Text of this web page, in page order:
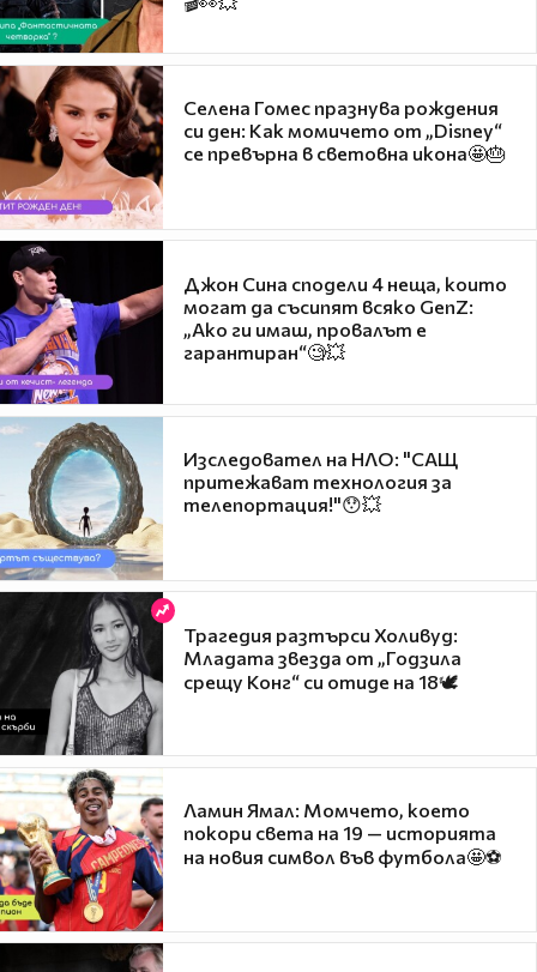
Селена Гомес празнува рождения
си ден: Как момичето от „Disney“
се превърна в световна икона🤩🎂
Джон Сина сподели 4 неща, които
могат да съсипят всяко GenZ:
„Ако ги имаш, провалът е
гарантиран“🧐💥
Изследовател на НЛО: "САЩ
притежават технология за
телепортация!"😯💥
Трагедия разтърси Холивуд:
Младата звезда от „Годзила
срещу Конг“ си отиде на 18🕊️
Ламин Ямал: Момчето, което
покори света на 19 — историята
на новия символ във футбола🤩⚽